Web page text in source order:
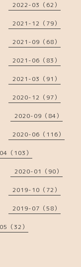
2022-03（62）
2021-12（79）
2021-09（68）
2021-06（83）
2021-03（91）
2020-12（97）
2020-09（84）
2020-06（116）
（103）
2020-01（90）
2019-10（72）
2019-07（58）
（32）